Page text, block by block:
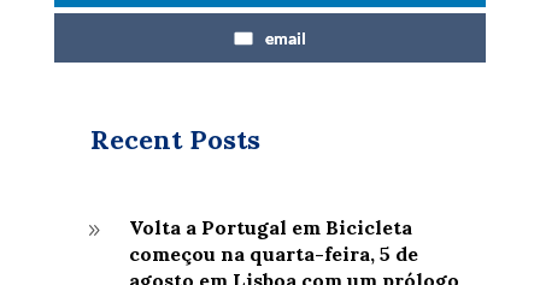
email
Recent Posts
9
Volta a Portugal em Bicicleta
começou na quarta-feira, 5 de
agosto em Lisboa com um prólogo